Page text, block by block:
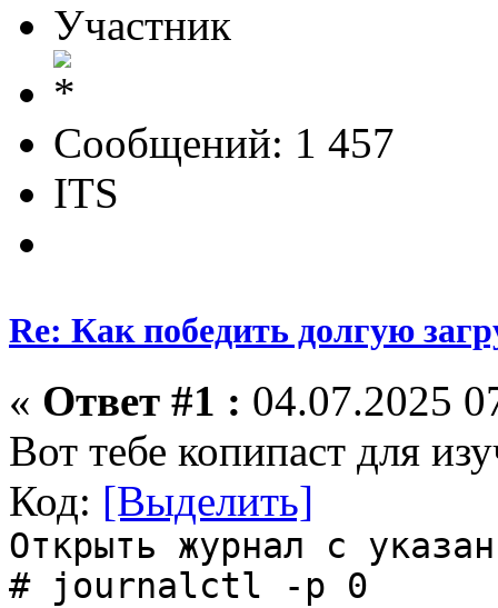
Участник
Сообщений: 1 457
ITS
Re: Как победить долгую
« Ответ #1 : 04.07.2025
Вот тебе копипаст для
Код: [Выделить]
Открыть журнал с
# journalctl -p 0